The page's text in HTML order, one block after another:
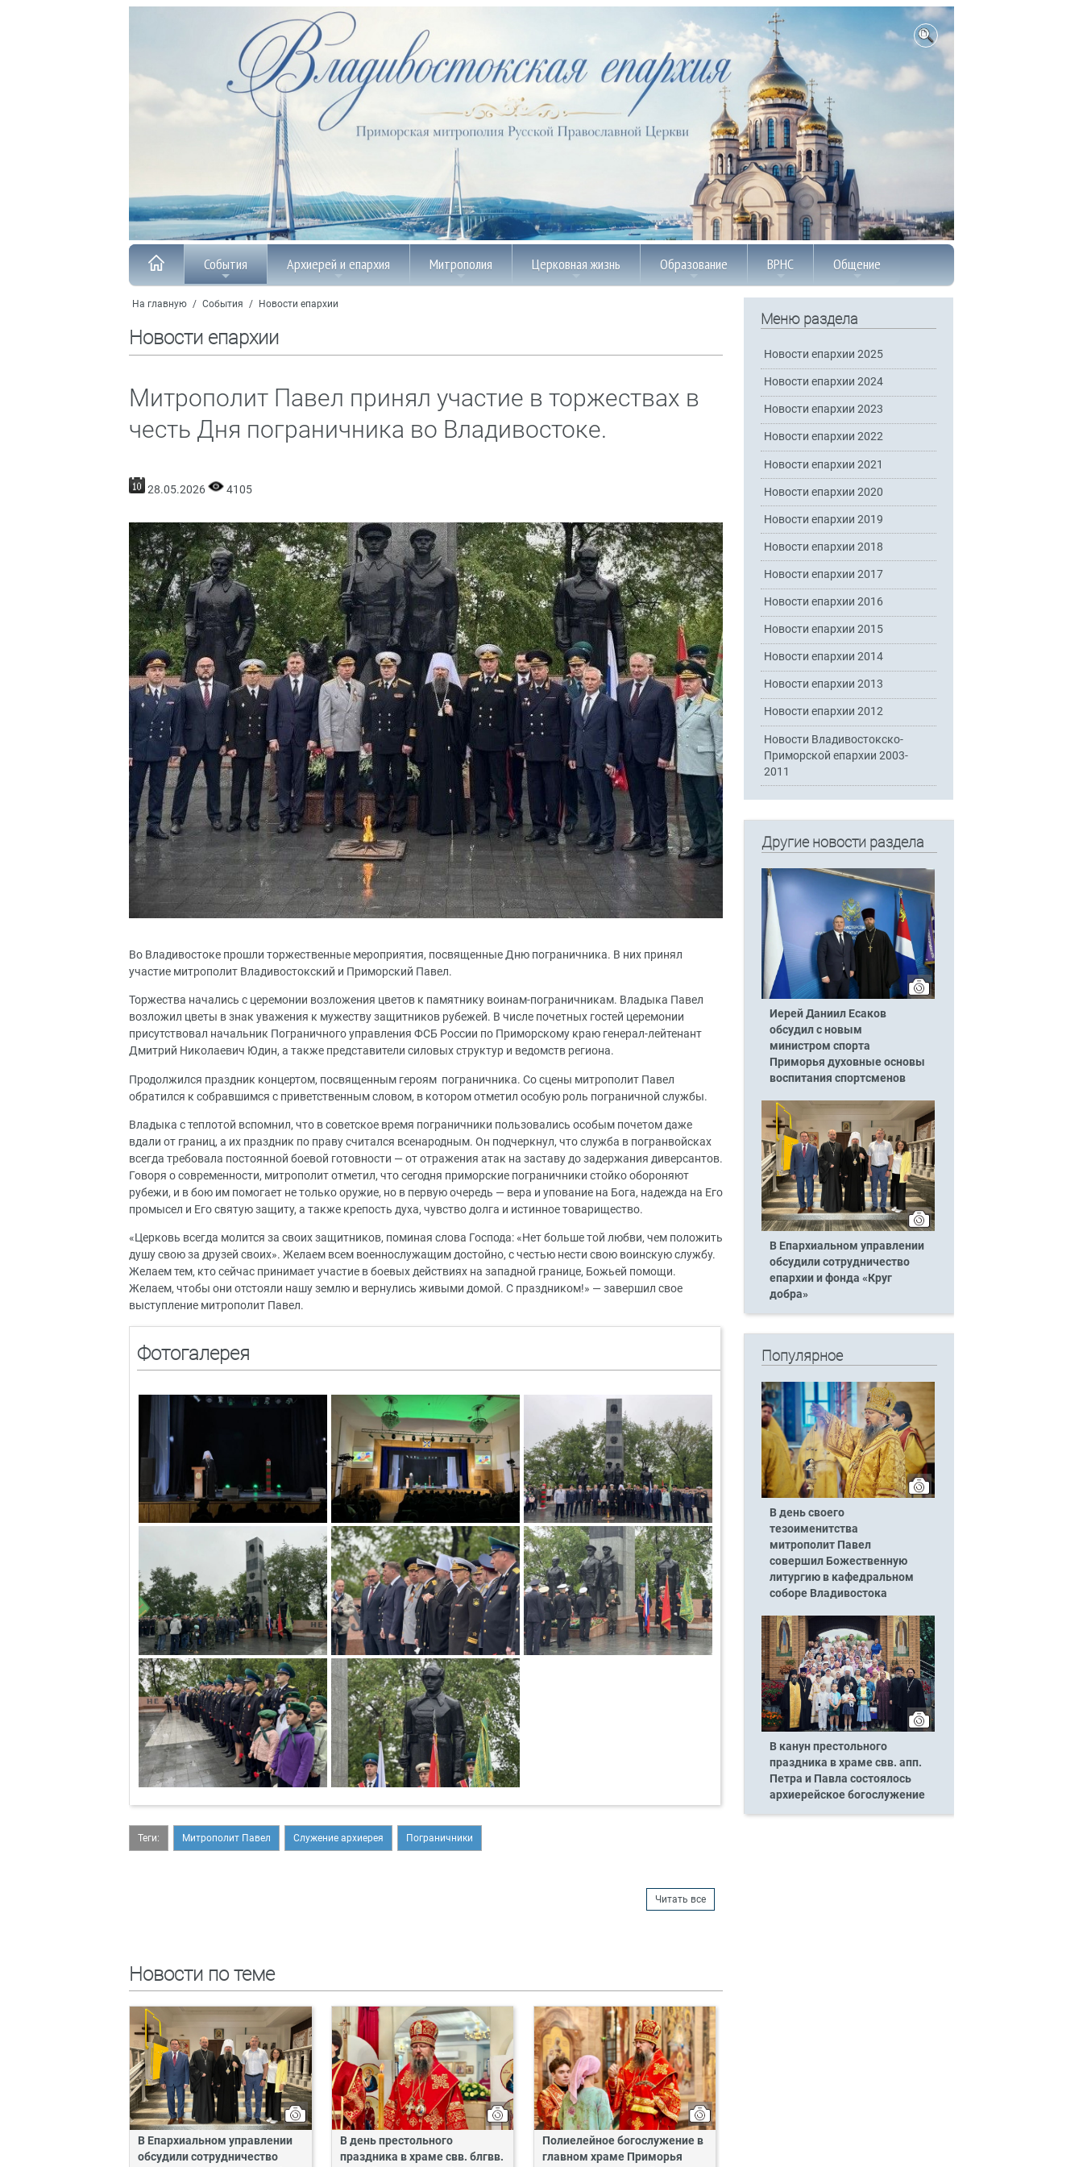
События Архиерей и епархия Митрополия Церковная жизнь Образование ВРНС Общение
На главную / События / Новости епархии
Новости епархии
Митрополит Павел принял участие в торжествах в
честь Дня пограничника во Владивостоке.
28.05.2026 4105
Во Владивостоке прошли торжественные мероприятия, посвященные Дню пограничника. В них принял
участие митрополит Владивостокский и Приморский Павел.
Торжества начались с церемонии возложения цветов к памятнику воинам-пограничникам. Владыка Павел
возложил цветы в знак уважения к мужеству защитников рубежей. В числе почетных гостей церемонии
присутствовал начальник Пограничного управления ФСБ России по Приморскому краю генерал-лейтенант
Дмитрий Николаевич Юдин, а также представители силовых структур и ведомств региона.
Продолжился праздник концертом, посвященным героям пограничника. Со сцены митрополит Павел
обратился к собравшимся с приветственным словом, в котором отметил особую роль пограничной службы.
Владыка с теплотой вспомнил, что в советское время пограничники пользовались особым почетом даже
вдали от границ, а их праздник по праву считался всенародным. Он подчеркнул, что служба в погранвойсках
всегда требовала постоянной боевой готовности — от отражения атак на заставу до задержания диверсантов.
Говоря о современности, митрополит отметил, что сегодня приморские пограничники стойко обороняют
рубежи, и в бою им помогает не только оружие, но в первую очередь — вера и упование на Бога, надежда на Его
промысел и Его святую защиту, а также крепость духа, чувство долга и истинное товарищество.
«Церковь всегда молится за своих защитников, поминая слова Господа: «Нет больше той любви, чем положить
душу свою за друзей своих». Желаем всем военнослужащим достойно, с честью нести свою воинскую службу.
Желаем тем, кто сейчас принимает участие в боевых действиях на западной границе, Божьей помощи.
Желаем, чтобы они отстояли нашу землю и вернулись живыми домой. С праздником!» — завершил свое
выступление митрополит Павел.
Фотогалерея
Теги: Митрополит Павел Служение архиерея Пограничники
Читать все
Новости по теме
В Епархиальном управлении
обсудили сотрудничество
В день престольного
праздника в храме свв. блгвв.
Полиелейное богослужение в
главном храме Приморья
Меню раздела
Новости епархии 2025
Новости епархии 2024
Новости епархии 2023
Новости епархии 2022
Новости епархии 2021
Новости епархии 2020
Новости епархии 2019
Новости епархии 2018
Новости епархии 2017
Новости епархии 2016
Новости епархии 2015
Новости епархии 2014
Новости епархии 2013
Новости епархии 2012
Новости Владивостокско-
Приморской епархии 2003-
2011
Другие новости раздела
Иерей Даниил Есаков
обсудил с новым
министром спорта
Приморья духовные основы
воспитания спортсменов
В Епархиальном управлении
обсудили сотрудничество
епархии и фонда «Круг
добра»
Популярное
В день своего
тезоименитства
митрополит Павел
совершил Божественную
литургию в кафедральном
соборе Владивостока
В канун престольного
праздника в храме свв. апп.
Петра и Павла состоялось
архиерейское богослужение